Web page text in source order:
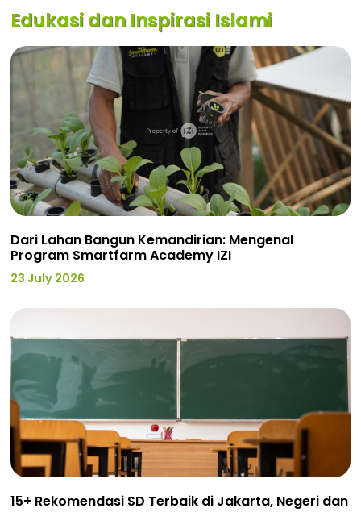
Edukasi dan Inspirasi Islami
Dari Lahan Bangun Kemandirian: Mengenal
Program Smartfarm Academy IZI
23 July 2026
15+ Rekomendasi SD Terbaik di Jakarta, Negeri dan